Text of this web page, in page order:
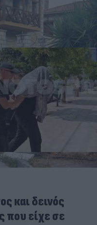
και δεινός
που είχε σε